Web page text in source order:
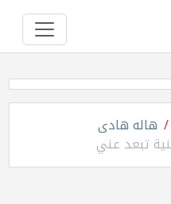
هاله هادى
تبعد عني